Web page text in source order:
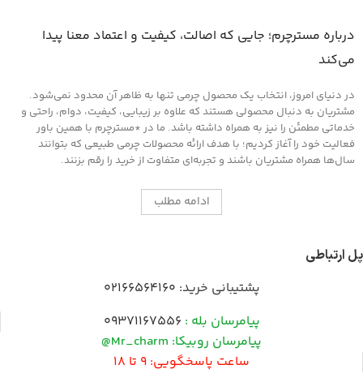
درباره مسترچرم؛ جایی که اصالت، کیفیت و اعتماد معنا پیدا
می‌کند
در دنیای امروز، انتخاب یک محصول چرمی تنها به ظاهر آن محدود نمی‌شود.
مشتریان به دنبال محصولی هستند که علاوه بر زیبایی، کیفیت، دوام، راحتی و
خدماتی مطمئن را نیز به همراه داشته باشد. ما در *مسترچرم با همین باور
فعالیت خود را آغاز کردیم؛ با هدف ارائه محصولات چرمی طبیعی که بتوانند
سال‌ها همراه مشتریان باشند و تجربه‌ای متفاوت از خرید را رقم بزنند.
ادامه مطلب
پل ارتباطی
پشتیبانی خرید: 02166564160
پیامرسان بله : 09371167556
پیامرسان روبیکا: Mr_charm@
ساعت پاسخگویی: 9 تا 18